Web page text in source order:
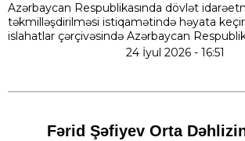
Azərbaycan Respublikasında dövlət
təkmilləşdirilməsi istiqamətində həyata
islahatlar çərçivəsində Azərbaycan
24 İyul 2026 - 16:51
Fərid Şəfiyev Orta